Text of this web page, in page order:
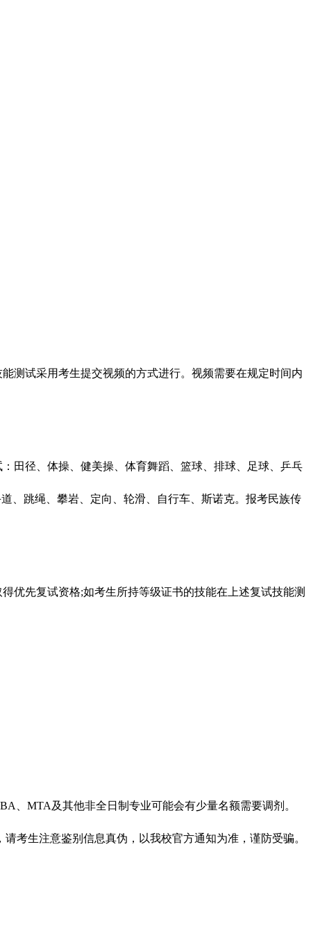
试采用考生提交视频的方式进行。视频需要在规定时间内
径、体操、健美操、体育舞蹈、篮球、排球、足球、乒乓
、跳绳、攀岩、定向、轮滑、自行车、斯诺克。报考民族传
先复试资格;如考生所持等级证书的技能在上述复试技能测
MTA及其他非全日制专业可能会有少量名额需要调剂。
考生注意鉴别信息真伪，以我校官方通知为准，谨防受骗。